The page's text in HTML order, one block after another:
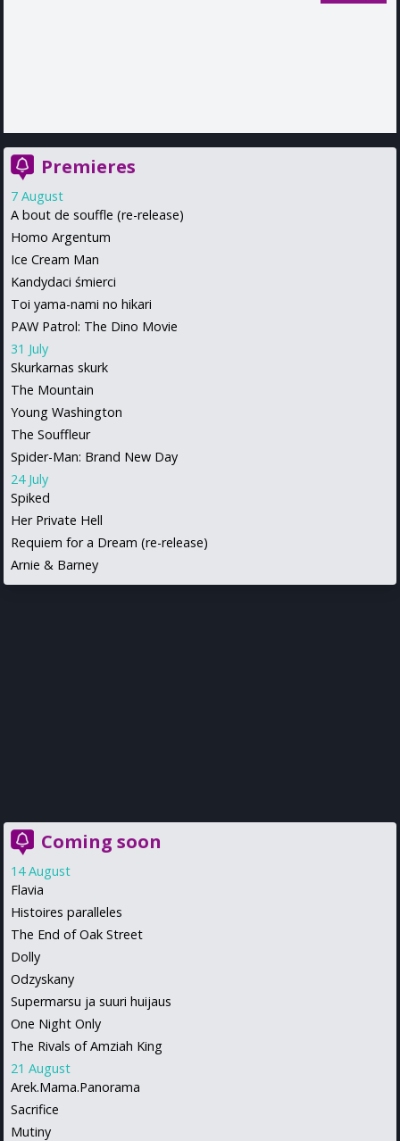
Premieres
7 August
A bout de souffle (re-release)
Homo Argentum
Ice Cream Man
Kandydaci śmierci
Toi yama-nami no hikari
PAW Patrol: The Dino Movie
31 July
Skurkarnas skurk
The Mountain
Young Washington
The Souffleur
Spider-Man: Brand New Day
24 July
Spiked
Her Private Hell
Requiem for a Dream (re-release)
Arnie & Barney
Coming soon
14 August
Flavia
Histoires paralleles
The End of Oak Street
Dolly
Odzyskany
Supermarsu ja suuri huijaus
One Night Only
The Rivals of Amziah King
21 August
Arek.Mama.Panorama
Sacrifice
Mutiny